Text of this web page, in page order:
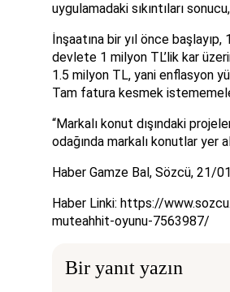
uygulamadaki sıkıntıları
İnşaatına bir yıl önce
devlete 1 milyon TL’lik kar
1.5 milyon TL, yani enflasyon
Tam fatura kesmek
“Markalı konut dışındaki
odağında markalı konutlar yer
Haber Gamze Bal, Sözcü, 21/
Haber Linki: https://
muteahhit-oyunu-7563987/
Bir yanıt yazın